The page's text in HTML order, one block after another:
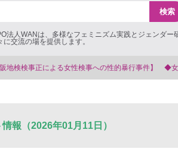
法人WANは、多様なフェミニズム実践とジェンダー
交流の場を提供します。
の性的暴行事件】 ◆女性検事を支援する会事務局
報（2026年01月11日）